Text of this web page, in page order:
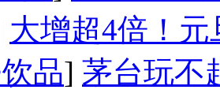
大增超4倍！
品] 茅台玩不